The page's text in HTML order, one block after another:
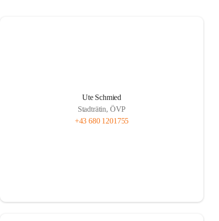
Ute Schmied
Stadträtin, ÖVP
+43 680 1201755